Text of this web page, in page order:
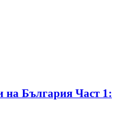
на България Част 1: